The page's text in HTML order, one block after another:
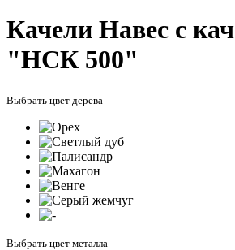
Качели Навес с
"НСК 500"
Выбрать цвет дерева
Выбрать цвет металла